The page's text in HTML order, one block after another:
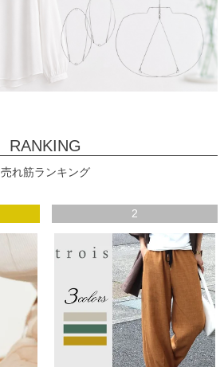
RANKING
売れ筋ランキング
2